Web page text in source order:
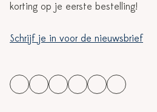
korting op je eerste bestelling!
Schrijf je in voor de nieuwsbrief